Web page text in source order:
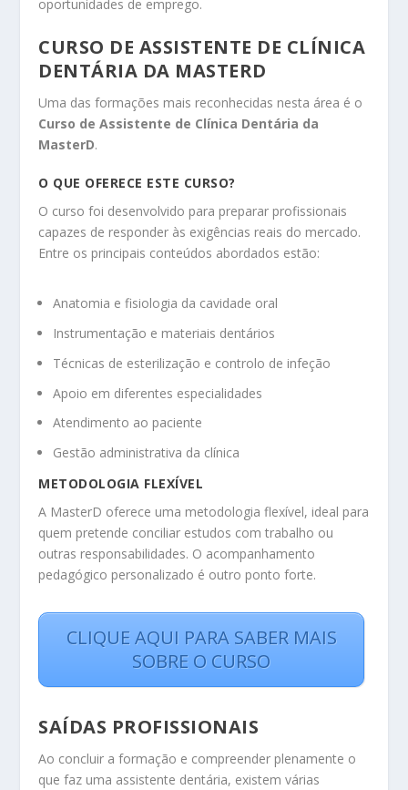
oportunidades de emprego.
CURSO DE ASSISTENTE DE CLÍNICA
DENTÁRIA DA MASTERD
Uma das formações mais reconhecidas nesta área é o
Curso de Assistente de Clínica Dentária da
MasterD.
O QUE OFERECE ESTE CURSO?
O curso foi desenvolvido para preparar profissionais
capazes de responder às exigências reais do mercado.
Entre os principais conteúdos abordados estão:
Anatomia e fisiologia da cavidade oral
Instrumentação e materiais dentários
Técnicas de esterilização e controlo de infeção
Apoio em diferentes especialidades
Atendimento ao paciente
Gestão administrativa da clínica
METODOLOGIA FLEXÍVEL
A MasterD oferece uma metodologia flexível, ideal para
quem pretende conciliar estudos com trabalho ou
outras responsabilidades. O acompanhamento
pedagógico personalizado é outro ponto forte.
CLIQUE AQUI PARA SABER MAIS
SOBRE O CURSO
SAÍDAS PROFISSIONAIS
Ao concluir a formação e compreender plenamente o
que faz uma assistente dentária, existem várias